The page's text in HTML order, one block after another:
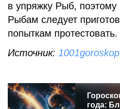
в упряжку Рыб,
Рыбам следует
попыткам протестовать.
Источник:
года: